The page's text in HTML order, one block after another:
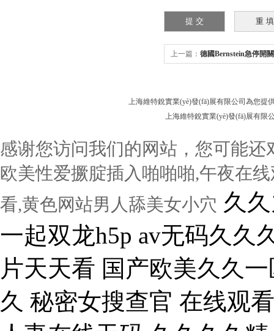
上一篇： 德國Bernstein急停開
上海維特銳實業(yè)發(fā)展有限公司為您提
上海維特銳實業(yè)發(fā)展有
感谢您访问我们的网站，您可能还
欧美性爱撅腚插入啪啪啪,午夜在
看,黄色网站男人舔美女小穴 久久九久久久九久久久久 前后四根一起双龙h5p av无码久久久久久不卡网站 成人免费a级毛片天天看 国产欧美久久一区二区 性欧美大战久久久久久久 秘密女搜查官 在线观看国产三级片视频 肉丝肉足丝袜人妻在线无码 久久久久精品国产亚洲v 男女边吃奶边做边爱视频 欧美69久成人做爰视频 2020久久国产精品爱 九色综合国产一区二区三区 狠狠躁夜夜躁人人爽超碰97香蕉 在线免费h视频 色噜噜狠狠一区二区三区 大力插女人的下面的网站 中文字幕久久精品无码 久久综合之综合久久97 老司机午夜精品在线观看 中国鸡巴插屄屄 熟妇人妻久久中文字幕 青娱乐呦呦视频在线观看 国产成人av大片大片在线播放 男生把女生插流水的视频 国产v综合v亚洲欧美久久 超碰日日依伊人 男人的天堂亚洲久18禁 日韩精品中文字幕制服诱惑 久久久精品三级 国产精品女视频一区二区 男人插女人骚视频988 七色av电影网 一本大道av伊人久久综合 欧美 日韩 中文 一区 男人操白丝美女下面网站 欧美日韩国产成人高清视频 精品无码国产污污污免费网站 肥女人黄色网站 亚洲毛片亚洲毛片亚洲毛片 亚洲综合国产精品第一页 求你进来好空虚在线视频 嗯嗯哦骚货欠操奶胀紧了 久久久久国产综合av天堂 扣 淫水 国产 我要看日逼视频黄色网站 福利姬国产精品一区二区 欧美一区二区三区性牲奴 亚洲中文自拍另类av片 伊人色婷婷在线观看视频 插逼啊啊啊啊片 撕开小舞胸罩胸奶头玩大胸 大鸡吧操逼软件 99部国产精品免费观看 亚洲日韩天堂无码色 国产又长又爽又猛又粗视频 亚洲孕天码区二区三区久久 国产va免费精品高清在线 日本免费一区二区视频播放 爱爱后阴道有黄色分泌物 麻豆黄色在线观看高清国产 老汉色首页a∨亚洲图片 成人久久久久久久久久网站 国产精品成人va在线观 免费看18禁止观看黄网站 无码国产精品一区二区免 白虎逼自慰操逼 男女激情啪啪毛片无遮挡 欧美 国产 在线一区三区 亚洲精品噜噜丝袜区精品 骚气鸡巴的视频在线观看 一本精品99久久精品77 国产呦系列在线观看免费 99国产精品国产精品久久 亚洲精品国产精华液 插操视频'啊啊啊啊啊啊 高坂保奈美成熟中文字幕 日本XXXXX高清免费 又嫩又硬又黄又爽的视频 插操视频'啊啊啊啊啊啊 舔骚妇淫穴网站 国产 自拍 欧美 在线 欧美一区二区黑白配在线 国产成人无码a区视频在线观看 无遮挡很爽很污很黄的女 欧美日韩一级作a一区二区 南亚巨胖妇淫裸 黄片免费看亚洲一区二区 美女与公牛牲交大全 日韩av电影一区二区三区 高清4人妻一区二区三区 哪里看操逼视频 18禁动漫一区二区三区 手机在线看永久AV网站 日本一区二区三区不卡高清 日韩AVAV天堂AV在线 国产精品揄拍100视频 粉嫩小缝口太窄了进不去 天天视频天天爽 国产av麻豆精品第一页 看一级毛片**直播在线 日批视频高潮好爽大鸡巴 国产亚洲